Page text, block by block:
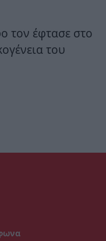
τον έφτασε στο
του